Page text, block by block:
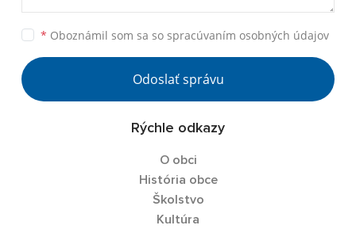
* Oboznámil som sa so spracúvaním osobných údajov
Odoslať správu
Rýchle odkazy
O obci
História obce
Školstvo
Kultúra